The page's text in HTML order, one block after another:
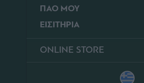
ΠΑΟ ΜΟΥ
ΕΙΣΙΤΗΡΙΑ
ONLINE STORE